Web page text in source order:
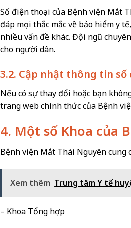
Số điện thoại của Bệnh viện Mắt
đáp mọi thắc mắc về bảo hiểm y
nhiều vấn đề khác. Đội ngũ
cho người dân.
3.2. Cập nhật thông tin
Nếu có sự thay đổi hoặc bạn
trang web chính thức của Bệnh
4. Một số Khoa của
Bệnh viện Mắt Thái Nguyên cung
Xem thêm Trung tâm Y tế
– Khoa Tổng hợp